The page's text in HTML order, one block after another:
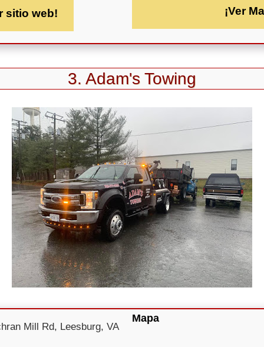
sitio web! ¡Ver
3. Adam's Towing
Mill Rd, Leesburg, VA
Mapa